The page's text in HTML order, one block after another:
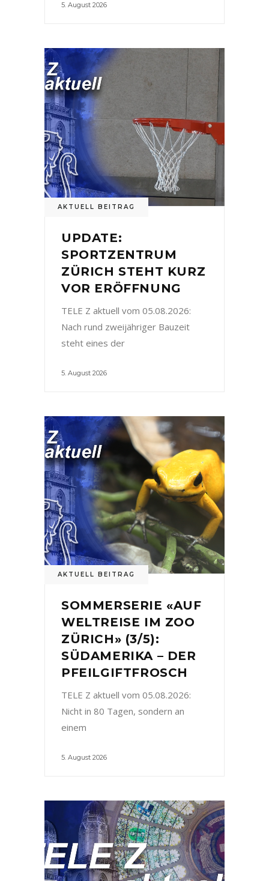
5. August 2026
AKTUELL BEITRAG
UPDATE:
SPORTZENTRUM
ZÜRICH STEHT KURZ
VOR ERÖFFNUNG
TELE Z aktuell vom 05.08.2026:
Nach rund zweijähriger Bauzeit
steht eines der
5. August 2026
AKTUELL BEITRAG
SOMMERSERIE «AUF
WELTREISE IM ZOO
ZÜRICH» (3/5):
SÜDAMERIKA – DER
PFEILGIFTFROSCH
TELE Z aktuell vom 05.08.2026:
Nicht in 80 Tagen, sondern an
einem
5. August 2026